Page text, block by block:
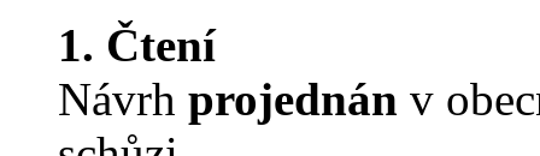
1. Čtení
Návrh projednán v